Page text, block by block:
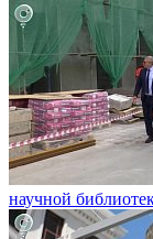
научной